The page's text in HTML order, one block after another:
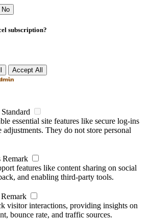
No
subscription?
Accept All
Standard
essential site features like secure log-ins
adjustments. They do not store personal
Remark
features like content sharing on social
and enabling third-party tools.
Remark
visitor interactions, providing insights on
bounce rate, and traffic sources.